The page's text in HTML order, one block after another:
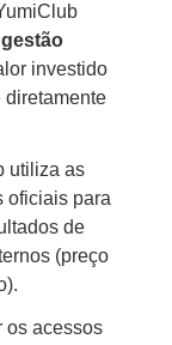
investido
diretamente
utiliza as
oficiais para
de
(preço
os acessos